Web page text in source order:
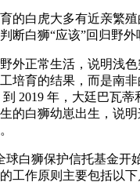
的白虎大多有近亲繁
断白狮“应该”回归野外
外正常生活，说明浅色
培育的结果，而是南
2019 年，大廷巴瓦蒂
的白狮幼崽出生，说
球白狮保护信托基金开
工作原则主要包括以下